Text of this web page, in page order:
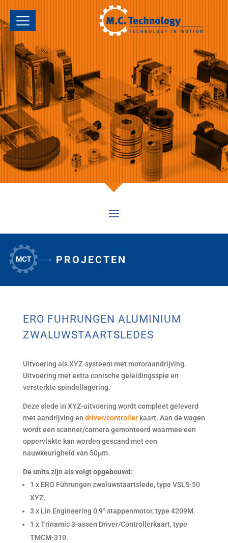
PROJECTEN
ERO FUHRUNGEN ALUMINIUM
ZWALUWSTAARTSLEDES
Uitvoering als XYZ-systeem met motoraandrijving.
Uitvoering met extra conische geleidingsspie en
versterkte spindellagering.
Deze slede in XYZ-uitvoering wordt compleet geleverd
met aandrijving en driver/controllerkaart. Aan de wagen
wordt een scanner/camera gemonteerd waarmee een
oppervlakte kan worden gescand met een
nauwkeurigheid van 50µm.
De units zijn als volgt opgebouwd:
1 x ERO Führungen zwaluwstaartslede, type VSLS-50
XYZ.
3 x Lin Engineering 0,9° stappenmotor, type 4209M.
1 x Trinamic 3-assen Driver/Controllerkaart, type
TMCM-310.